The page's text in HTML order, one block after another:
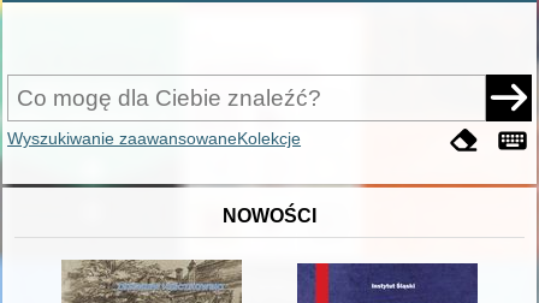
Wyszukiwanie zaawansowaneKolekcje
NOWOŚCI